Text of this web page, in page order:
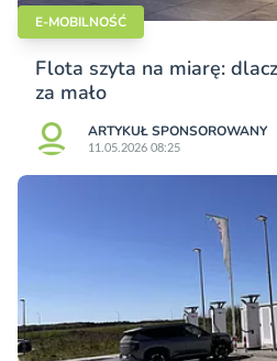
E-MOBILNOŚĆ
Flota szyta na miarę:
za mało
ARTYKUŁ SPONSOROWANY
11.05.2026 08:25